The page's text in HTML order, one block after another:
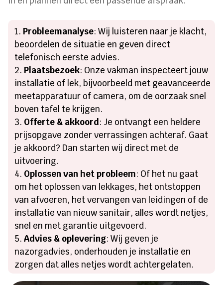
Probleemanalyse: Wij luisteren naar je klacht,
beoordelen de situatie en geven direct
telefonisch eerste advies.
Plaatsbezoek: Onze vakman inspecteert jouw
installatie of lek, bijvoorbeeld met geavanceerde
meetapparatuur of camera, om de oorzaak snel
boven tafel te krijgen.
Offerte & akkoord: Je ontvangt een heldere
prijsopgave zonder verrassingen achteraf. Gaat
je akkoord? Dan starten wij direct met de
uitvoering.
Oplossen van het probleem: Of het nu gaat
om het oplossen van lekkages, het ontstoppen
van afvoeren, het vervangen van leidingen of de
installatie van nieuw sanitair, alles wordt netjes,
snel en met garantie uitgevoerd.
Advies & oplevering: Wij geven je
nazorgadvies, onderhouden je installatie en
zorgen dat alles netjes wordt achtergelaten.